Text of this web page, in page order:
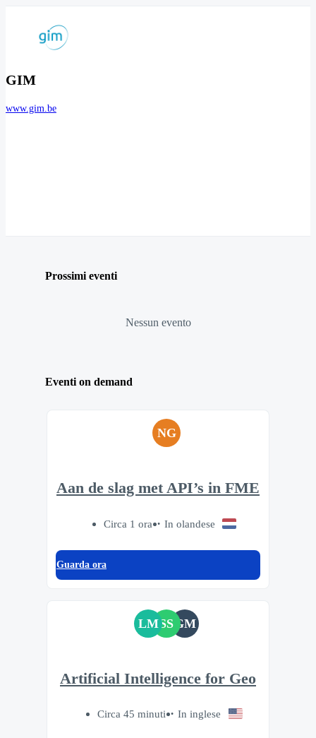
GIM
www.gim.be
Prossimi eventi
Nessun evento
Eventi on demand
NG
Aan de slag met API’s in FME
Circa 1 ora In olandese
Guarda ora
LM SS GM
Artificial Intelligence for Geo
Circa 45 minuti In inglese